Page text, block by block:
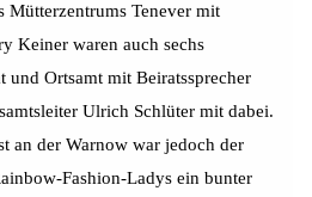
Mütterzentrums Tenever mit
Keiner waren auch sechs
und Ortsamt mit Beiratssprecher
Ulrich Schlüter mit dabei.
an der Warnow war jedoch der
Fashion-Ladys ein bunter